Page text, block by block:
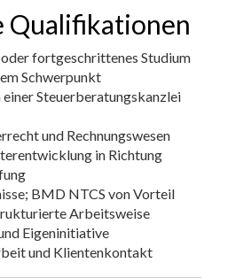
Qualifikationen
fortgeschrittenes Studium
Schwerpunkt
einer Steuerberatungskanzlei
und Rechnungswesen
in Richtung
BMD NTCS von Vorteil
Arbeitsweise
Eigeninitiative
und Klientenkontakt